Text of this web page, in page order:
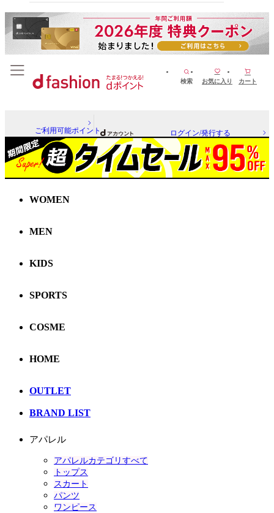
検索 お気に入り カート
ご利用可能ポイント ログイン/発行する
WOMEN
MEN
KIDS
SPORTS
COSME
HOME
OUTLET
BRAND LIST
アパレル
アパレルカテゴリすべて
トップス
スカート
パンツ
ワンピース